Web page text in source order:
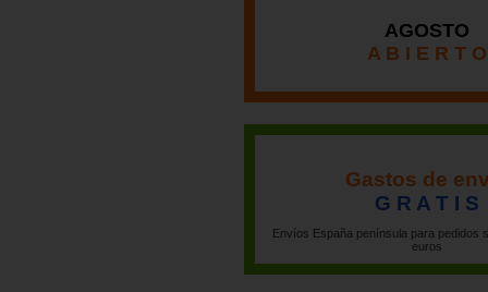
AGOSTO
A B I E R T O
Gastos de
G R A T I S
Envíos España península para pedidos
euros